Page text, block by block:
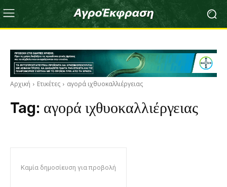
Αρχική Ετικέτες αγορά ιχθυοκαλλιέργειας
Tag: αγορά ιχθυοκαλλιέργειας
Καμία δημοσίευση για προβολή